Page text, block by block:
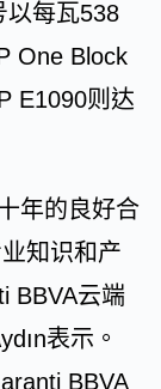
以每瓦538
One Block
E1090则达
年的良好合
知识和产
BBVA云端
表示。
BBVA